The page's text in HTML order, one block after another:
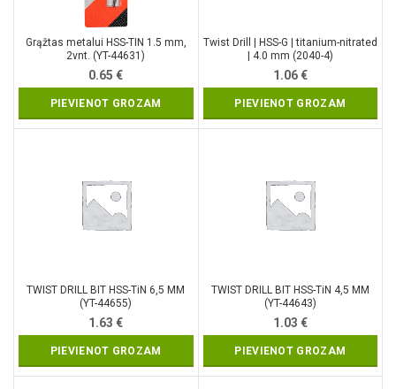
Grąžtas metalui HSS-TIN 1.5 mm,
2vnt. (YT-44631)
0.65€
PIEVIENOT GROZAM
Twist Drill | HSS-G | titanium-nitrated
| 4.0 mm (2040-4)
1.06€
PIEVIENOT GROZAM
TWIST DRILL BIT HSS-TiN 6,5 MM
(YT-44655)
1.63€
PIEVIENOT GROZAM
TWIST DRILL BIT HSS-TiN 4,5 MM
(YT-44643)
1.03 €
PIEVIENOT GROZAM